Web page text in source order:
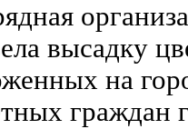
высадку
на
граждан